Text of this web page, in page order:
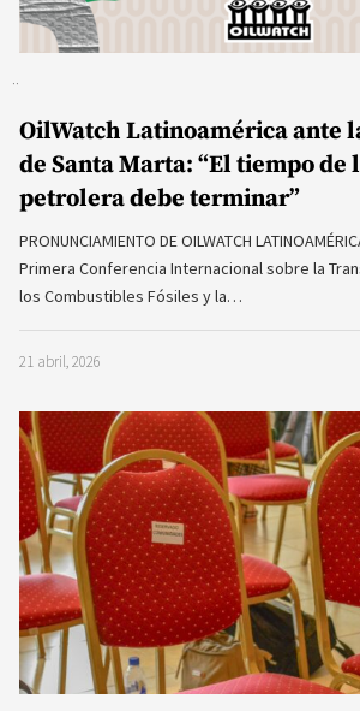
OilWatch Latinoamérica ante
de Santa Marta: “El tiempo
petrolera debe terminar”
PRONUNCIAMIENTO DE OILWATCH
Primera Conferencia Internacional sobre la
los Combustibles Fósiles y la…
21 abril, 2026